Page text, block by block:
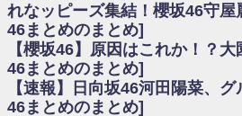
乃木坂46アンテナ / 【櫻坂46】ミーグリで
ギレしてる
乃木坂あんてな ～乃木坂46・欅坂46・日
をピックアップ / れなッピーズ集結！櫻坂46
ット！」水曜スタジオ出演決定
日向坂46まとめのまとめ / 【日向坂46】富
そう！？
れなッピーズ集結！櫻坂46守
46まとめのまとめ]
【櫻坂46】原因はこれか！？
46まとめのまとめ]
【速報】日向坂46河田陽菜、
46まとめのまとめ]